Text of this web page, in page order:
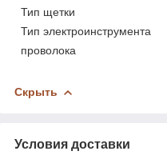
Тип щетки
Тип электроинструмента
проволока
Скрыть
Условия доставки